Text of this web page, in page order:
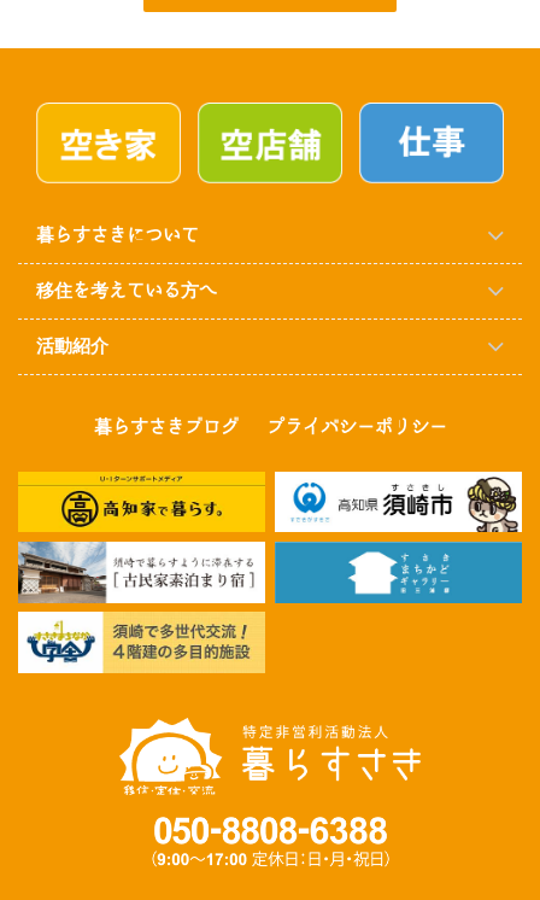
暮らすさきについて
移住を考えている方へ
活動紹介
暮らすさきブログ プライバシーポリシー